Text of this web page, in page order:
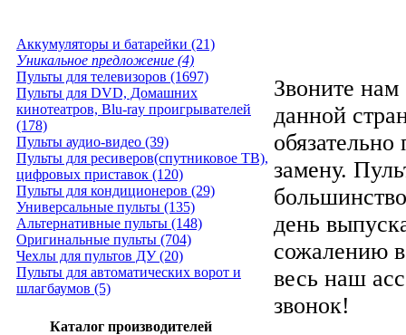
Аккумуляторы и батарейки (21)
Уникальное предложение (4)
Пульты для телевизоров (1697)
Пульты для DVD, Домашних
кинотеатров, Blu-ray проигрывателей
(178)
Пульты аудио-видео (39)
Пульты для ресиверов(спутниковое ТВ),
цифровых приставок (120)
Пульты для кондиционеров (29)
Универсальные пульты (135)
Альтернативные пульты (148)
Оригинальные пульты (704)
Чехлы для пультов ДУ (20)
Пульты для автоматических ворот и
шлагбаумов (5)
Каталог производителей
Звоните нам
данной
замену.
день
сожалению
весь наш
звонок!